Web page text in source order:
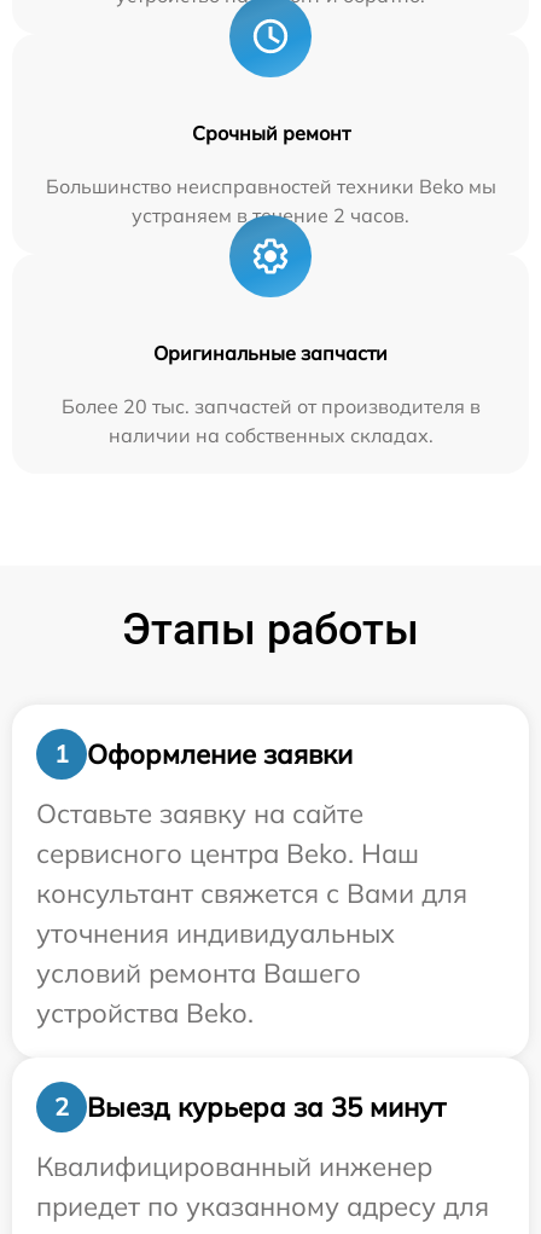
Срочный ремонт
Большинство неисправностей техники Beko мы
устраняем в течение 2 часов.
Оригинальные запчасти
Более 20 тыс. запчастей от производителя в
наличии на собственных складах.
Этапы работы
1
Оформление заявки
Оставьте заявку на сайте
сервисного центра Beko. Наш
консультант свяжется с Вами для
уточнения индивидуальных
условий ремонта Вашего
устройства Beko.
2
Выезд курьера за 35 минут
Квалифицированный инженер
приедет по указанному адресу для